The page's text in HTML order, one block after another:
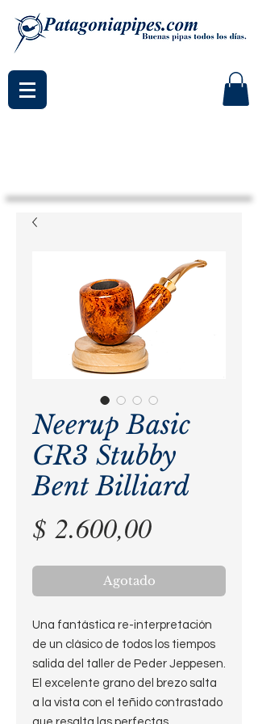
Neerup Basic
GR3 Stubby
Bent Billiard
$ 2.600,00Precio
Agotado
Una fantástica re-interpretación
de un clásico de todos los tiempos
salida del taller de Peder Jeppesen.
El excelente grano del brezo salta
a la vista con el teñido contrastado